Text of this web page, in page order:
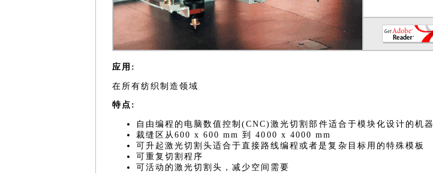
应用:
在所有纺织制造领域
特点:
自由编程的电脑数值控制(CNC)激光切割部件适合于模块化设计的机器
裁缝区从600 x 600 mm 到 4000 x 4000 mm
可升起激光切割头适合于直接路线编程或者是复杂目标用的特殊模板
可重复切割程序
可活动的激光切割头，减少空间需要